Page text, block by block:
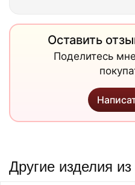
Оставить
Поделитесь
Другие изделия из